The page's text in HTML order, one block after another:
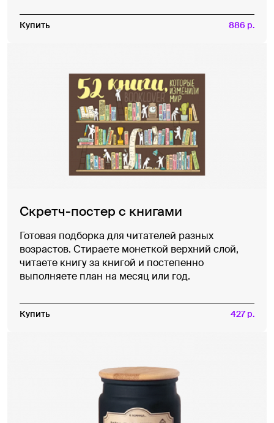
Купить 886 р.
Скретч-постер с книгами
Готовая подборка для читателей разных
возрастов. Стираете монеткой верхний слой,
читаете книгу за книгой и постепенно
выполняете план на месяц или год.
Купить 427 р.